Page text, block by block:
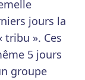
jours la
tribu ». Ces
5 jours
groupe